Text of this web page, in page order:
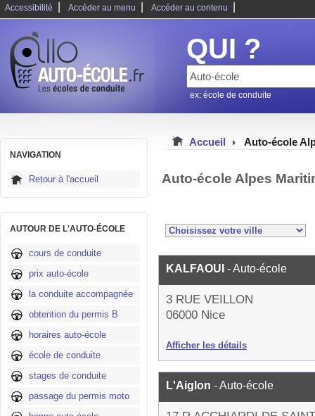
Accessibilité Accéder au menu Accéder au contenu
QUI ?
ex: école de conduite
NAVIGATION
Retour à l'accueil
AUTOUR DE L'AUTO-ÉCOLE
cours de conduite
prix auto-école
la conduite accompagnée
obtention du permis B
horaires auto-école
école de conduite
stages de conduite
passage du permis moto
Accueil Auto-école
Auto-école Alpes
KALFAOUI - Auto-école
3 RUE VEILLON
06000 Nice
Afficher les détails
L'Aiglon - Auto-école